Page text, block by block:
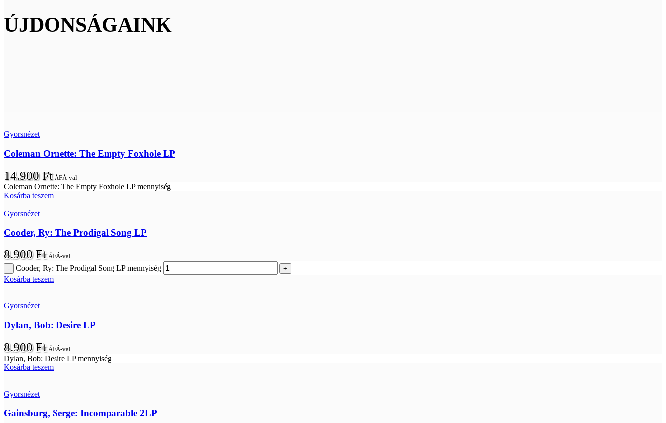
ÚJDONSÁGAINK
Gyorsnézet
Coleman Ornette: The Empty Foxhole LP
14.900Ft ÁFÁ-val
Coleman Ornette: The Empty Foxhole LP mennyiség
Kosárba teszem
Gyorsnézet
Cooder, Ry: The Prodigal Song LP
8.900Ft ÁFÁ-val
Cooder, Ry: The Prodigal Song LP mennyiség
Kosárba teszem
Gyorsnézet
Dylan, Bob: Desire LP
8.900Ft ÁFÁ-val
Dylan, Bob: Desire LP mennyiség
Kosárba teszem
Gyorsnézet
Gainsburg, Serge: Incomparable 2LP